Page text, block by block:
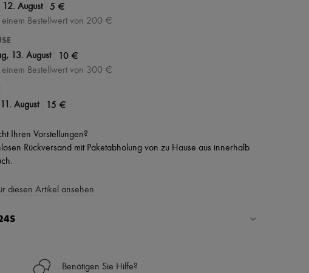
August 5 €
einem Bestellwert von 200 €
13. August 10 €
einem Bestellwert von 300 €
August 15 €
Ihren Vorstellungen?
Rückversand mit Paketabholung von zu Hause aus innerhalb
diesen Artikel ansehen
100 Ländern Benötigen Sie Hilfe?